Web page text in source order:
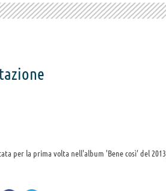
per la prima volta nell'album 'Bene così' del 2013